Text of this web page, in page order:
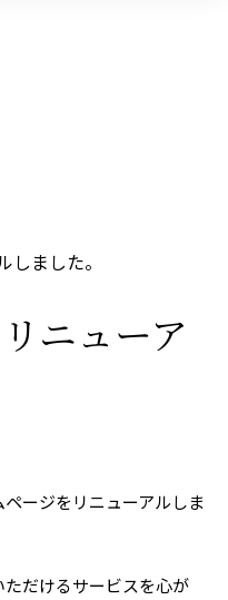
ました。
ニューア
ージをリニューアルしま
だけるサービスを心が